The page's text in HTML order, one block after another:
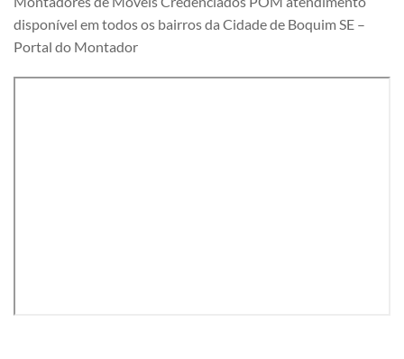
disponível em todos os bairros da Cidade de Boquim SE –
Portal do Montador